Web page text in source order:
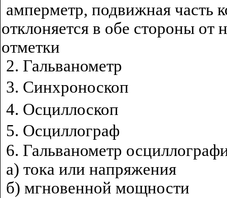
амперметр, подвижная часть
отклоняется в обе стороны от
отметки
2. Гальванометр
3. Синхроноскоп
4. Осциллоскоп
5. Осциллограф
6. Гальванометр
а) тока или напряжения
б) мгновенной мощности